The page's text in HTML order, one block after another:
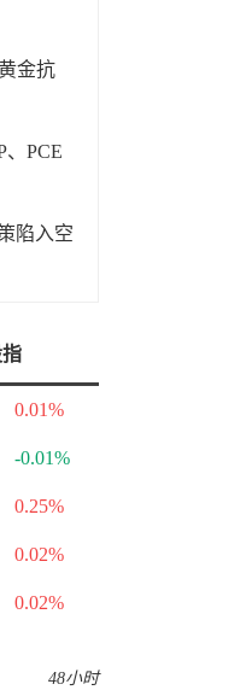
金抗
PCE
陷入空
0.01%
-0.01%
0.25%
0.02%
0.02%
48小时